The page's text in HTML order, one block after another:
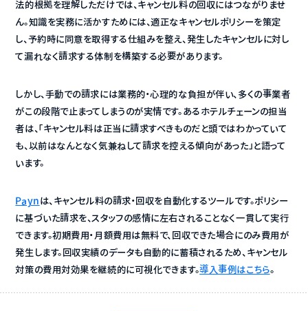
法的根拠を理解しただけでは、キャンセル料の回収にはつながりませ
ん。知識を実務に活かすためには、適正なキャンセルポリシーを策定
し、予約時に同意を取得する仕組みを整え、発生したキャンセルに対し
て漏れなく請求する体制を構築する必要があります。
しかし、手動での請求には業務的・心理的な負担が伴い、多くの事業者
がこの段階で止まってしまうのが実情です。あるホテルチェーンの担当
者は、「キャンセル料は正当に請求すべきものだと頭ではわかっていて
も、以前はなんとなく気兼ねして請求を控える傾向があった」と語って
います。
Payn は、キャンセル料の請求・回収を自動化するツールです。ポリシー
に基づいた請求を、スタッフの感情に左右されることなく一貫して実行
できます。初期費用・月額費用は無料で、回収できた場合にのみ費用が
発生します。回収実績のデータも自動的に蓄積されるため、キャンセル
対策の費用対効果を継続的に可視化できます。導入事例はこちら。